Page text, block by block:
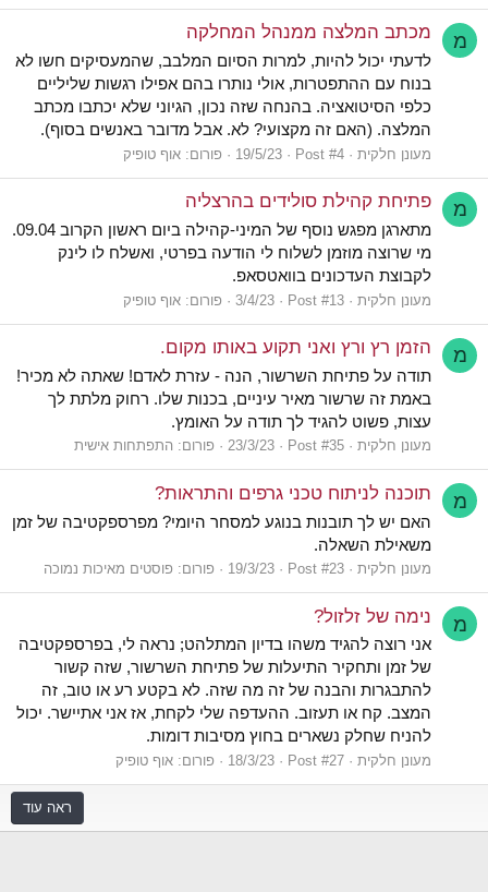
מ מכתב המלצה ממנהל המחלקה
לדעתי יכול להיות, למרות הסיום המלבב, שהמעסיקים חשו לא
בנוח עם ההתפטרות, אולי נותרו בהם אפילו רגשות שליליים
כלפי הסיטואציה. בהנחה שזה נכון, הגיוני שלא יכתבו מכתב
המלצה. (האם זה מקצועי? לא. אבל מדובר באנשים בסוף).
מעונן חלקית Post #4
19/5/23 פורום: אוף טופיק
מ פתיחת קהילת סולידים בהרצליה
מתארגן מפגש נוסף של המיני-קהילה ביום ראשון הקרוב 09.04.
מי שרוצה מוזמן לשלוח לי הודעה בפרטי, ואשלח לו לינק
לקבוצת העדכונים בוואטסאפ.
מעונן חלקית Post #13
3/4/23 פורום: אוף טופיק
מ הזמן רץ ורץ ואני תקוע באותו מקום.
תודה על פתיחת השרשור, הנה - עזרת לאדם! שאתה לא מכיר!
באמת זה שרשור מאיר עיניים, בכנות שלו. רחוק מלתת לך
עצות, פשוט להגיד לך תודה על האומץ.
מעונן חלקית Post #35
23/3/23 פורום: התפתחות אישית
מ תוכנה לניתוח טכני גרפים והתראות?
האם יש לך תובנות בנוגע למסחר היומי? מפרספקטיבה של זמן
משאילת השאלה.
מעונן חלקית Post #23
19/3/23 פורום: פוסטים מאיכות נמוכה
מ נימה של זלזול?
אני רוצה להגיד משהו בדיון המתלהט; נראה לי, בפרספקטיבה
של זמן ותחקיר התיעלות של פתיחת השרשור, שזה קשור
להתבגרות והבנה של זה מה שזה. לא בקטע רע או טוב, זה
המצב. קח או תעזוב. ההעדפה שלי לקחת, אז אני אתיישר. יכול
להניח שחלק נשארים בחוץ מסיבות דומות.
מעונן חלקית Post #27
18/3/23 פורום: אוף טופיק
ראה עוד